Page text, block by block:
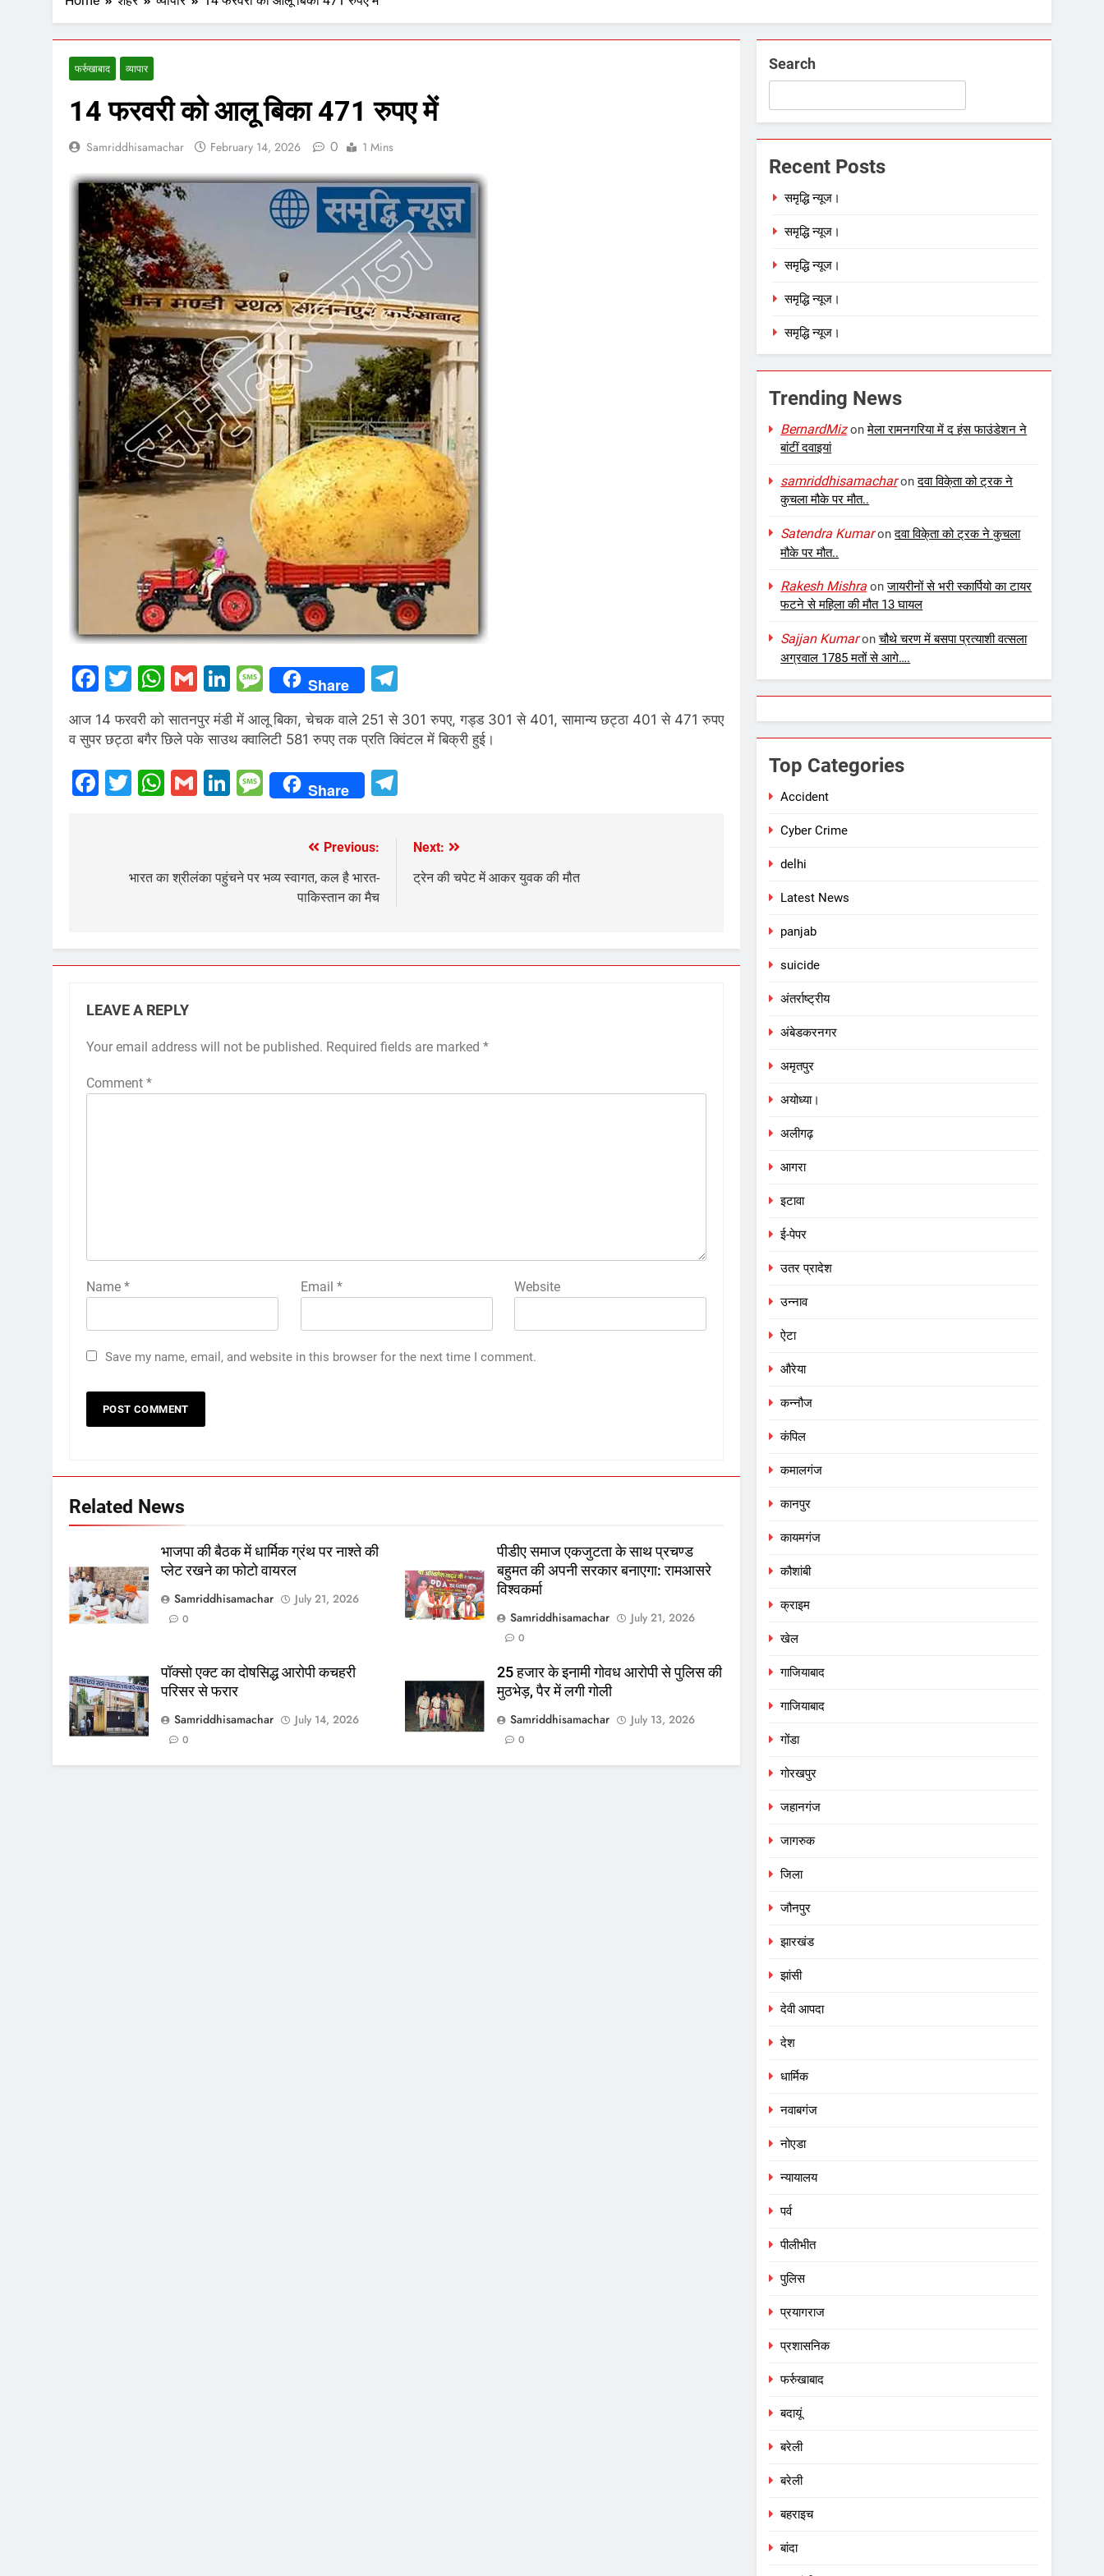
फर्रुखाबाद व्यापार
14 फरवरी को आलू बिका 471 रुपए में
Samriddhisamachar February 14, 2026 0 1 Mins
Facebook
Twitter
WhatsApp
GmailLinkedIn
Message
Share
आज 14 फरवरी को सातनपुर मंडी में आलू बिका, चेचक वाले 251 से 301 रुपए, गड्ड 301 से 401, सामान्य छट्ठा 401 से 471 रुपए
व सुपर छट्ठा बगैर छिले पके साउथ क्वालिटी 581 रुपए तक प्रति क्विंटल में बिक्री हुई।
Facebook
Twitter
WhatsApp
GmailLinkedIn
Message
Share
navigation
Previous:
भारत का श्रीलंका पहुंचने पर भव्य स्वागत, कल है भारत-
पाकिस्तान का मैच
Next:
ट्रेन की चपेट में आकर युवक की मौत
LEAVE A REPLY
Your email address will not be published. Required fields are marked *
Comment *
Name * Email * Website
Save my name, email, and website in this browser for the next time I comment.
Related News
भाजपा की बैठक में धार्मिक ग्रंथ पर नाश्ते की
प्लेट रखने का फोटो वायरल
Samriddhisamachar
July 21, 2026
0
पीडीए समाज एकजुटता के साथ प्रचण्ड
बहुमत की अपनी सरकार बनाएगा: रामआसरे
विश्वकर्मा
Samriddhisamachar
July 21, 2026
0
पॉक्सो एक्ट का दोषसिद्ध आरोपी कचहरी
परिसर से फरार
Samriddhisamachar
July 14, 2026
0
25 हजार के इनामी गोवध आरोपी से पुलिस की
मुठभेड़, पैर में लगी गोली
Samriddhisamachar
July 13, 2026
0
Search
Recent Posts
समृद्धि न्यूज।
समृद्धि न्यूज।
समृद्धि न्यूज।
समृद्धि न्यूज।
समृद्धि न्यूज।
Trending News
BernardMizonमेला रामनगरिया में द हंस फाउंडेशन ने
बांटीं दवाइयां
samriddhisamacharonदवा विके्ता को ट्रक ने
कुचला मौके पर मौत..
Satendra Kumaronदवा विके्ता को ट्रक ने कुचला
मौके पर मौत..
Rakesh Mishra onजायरीनों से भरी स्कार्पियो का टायर
फटने से महिला की मौत 13 घायल
Sajjan Kumaronचौथे चरण में बसपा प्रत्याशी वत्सला
अग्रवाल 1785 मतों से आगे….
Top Categories
Accident
Cyber Crime
delhi
Latest News
panjab
suicide
अंतर्राष्ट्रीय
अंबेडकरनगर
अमृतपुर
अयोध्या।
अलीगढ़
आगरा
इटावा
ई-पेपर
उतर प्रादेश
उन्नाव
ऐटा
औरेया
कन्नौज
कंपिल
कमालगंज
कानपुर
कायमगंज
कौशांबी
क्राइम
खेल
गाजियाबाद
गाजियाबाद
गोंडा
गोरखपुर
जहानगंज
जागरुक
जिला
जौनपुर
झारखंड
झांसी
देवी आपदा
देश
धार्मिक
नवाबगंज
नोएडा
न्यायालय
पर्व
पीलीभीत
पुलिस
प्रयागराज
प्रशासनिक
फर्रुखाबाद
बदायूं
बरेली
बरेली
बहराइच
बांदा